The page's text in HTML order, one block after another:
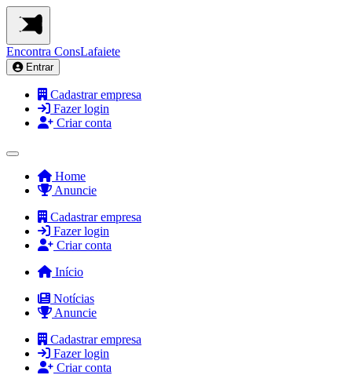
Encontra ConsLafaiete
Entrar
Cadastrar empresa
Fazer login
Criar conta
Home
Anuncie
Cadastrar empresa
Fazer login
Criar conta
Início
Notícias
Anuncie
Cadastrar empresa
Fazer login
Criar conta